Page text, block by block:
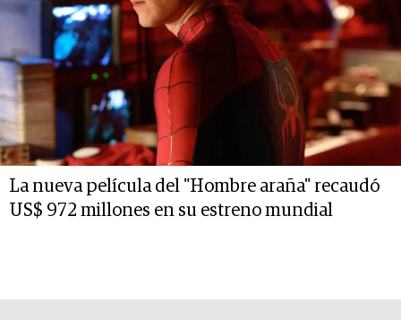
La nueva película del "Hombre araña" recaudó
US$ 972 millones en su estreno mundial